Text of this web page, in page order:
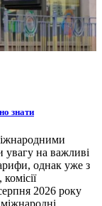
знати
увагу на важливі
однак уже з
2026 року